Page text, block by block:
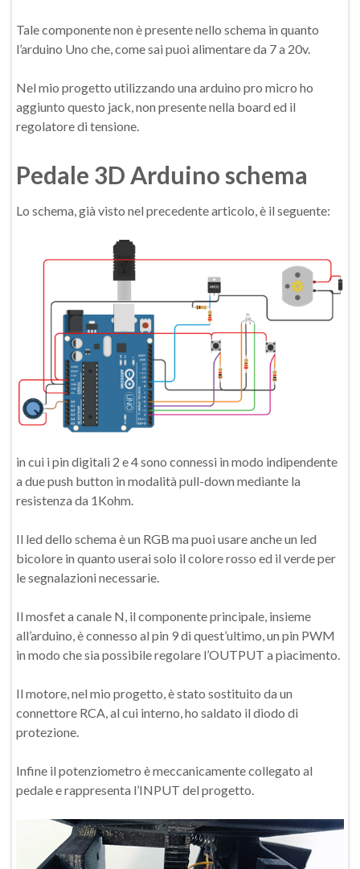
Tale componente non è presente nello schema in quanto
l’arduino Uno che, come sai puoi alimentare da 7 a 20v.
Nel mio progetto utilizzando una arduino pro micro ho
aggiunto questo jack, non presente nella board ed il
regolatore di tensione.
Pedale 3D Arduino schema
Lo schema, già visto nel precedente articolo, è il seguente:
in cui i pin digitali 2 e 4 sono connessi in modo indipendente
a due push button in modalità pull-down mediante la
resistenza da 1Kohm.
Il led dello schema è un RGB ma puoi usare anche un led
bicolore in quanto userai solo il colore rosso ed il verde per
le segnalazioni necessarie.
Il mosfet a canale N, il componente principale, insieme
all’arduino, è connesso al pin 9 di quest’ultimo, un pin PWM
in modo che sia possibile regolare l’OUTPUT a piacimento.
Il motore, nel mio progetto, è stato sostituito da un
connettore RCA, al cui interno, ho saldato il diodo di
protezione.
Infine il potenziometro è meccanicamente collegato al
pedale e rappresenta l’INPUT del progetto.